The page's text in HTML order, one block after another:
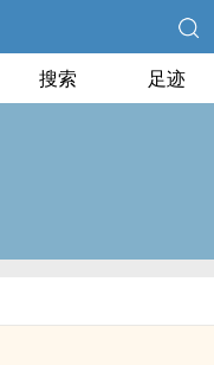
搜索 足迹